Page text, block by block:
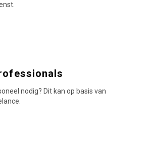
nodig? Dit kan op basis van